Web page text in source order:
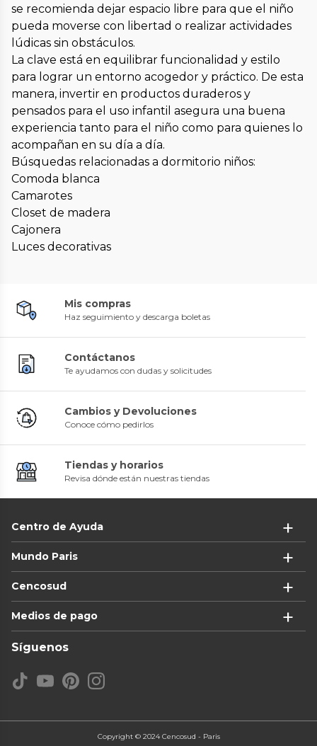
se recomienda dejar espacio libre para que el niño
pueda moverse con libertad o realizar actividades
lúdicas sin obstáculos.
La clave está en equilibrar funcionalidad y estilo
para lograr un entorno acogedor y práctico. De esta
manera, invertir en productos duraderos y
pensados para el uso infantil asegura una buena
experiencia tanto para el niño como para quienes lo
acompañan en su día a día.
Búsquedas relacionadas a dormitorio niños:
Comoda blanca
Camarotes
Closet de madera
Cajonera
Luces decorativas
Mis compras
Haz seguimiento y descarga boletas
Contáctanos
Te ayudamos con dudas y solicitudes
Cambios y Devoluciones
Conoce cómo pedirlos
Tiendas y horarios
Revisa dónde están nuestras tiendas
Centro de Ayuda
Mundo Paris
Cencosud
Medios de pago
Síguenos
Copyright © 2024 Cencosud - Paris